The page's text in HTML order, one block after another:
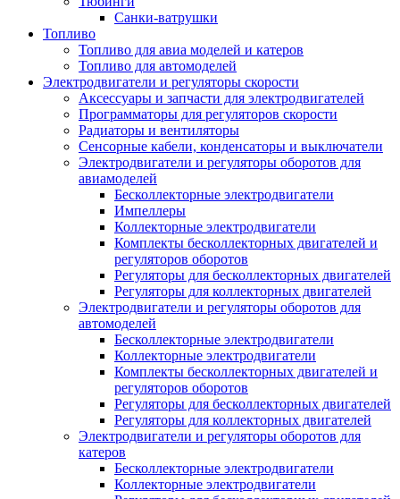
Санки-ватрушки
Топливо
Топливо для авиа моделей и катеров
Топливо для автомоделей
Электродвигатели и регуляторы скорости
Аксессуары и запчасти для электродвигателей
Программаторы для регуляторов скорости
Радиаторы и вентиляторы
Сенсорные кабели, конденсаторы и выключатели
Электродвигатели и регуляторы оборотов для
авиамоделей
Бесколлекторные электродвигатели
Импеллеры
Коллекторные электродвигатели
Комплекты бесколлекторных двигателей и
регуляторов оборотов
Регуляторы для бесколлекторных двигателей
Регуляторы для коллекторных двигателей
Электродвигатели и регуляторы оборотов для
автомоделей
Бесколлекторные электродвигатели
Коллекторные электродвигатели
Комплекты бесколлекторных двигателей и
регуляторов оборотов
Регуляторы для бесколлекторных двигателей
Регуляторы для коллекторных двигателей
Электродвигатели и регуляторы оборотов для
катеров
Бесколлекторные электродвигатели
Коллекторные электродвигатели